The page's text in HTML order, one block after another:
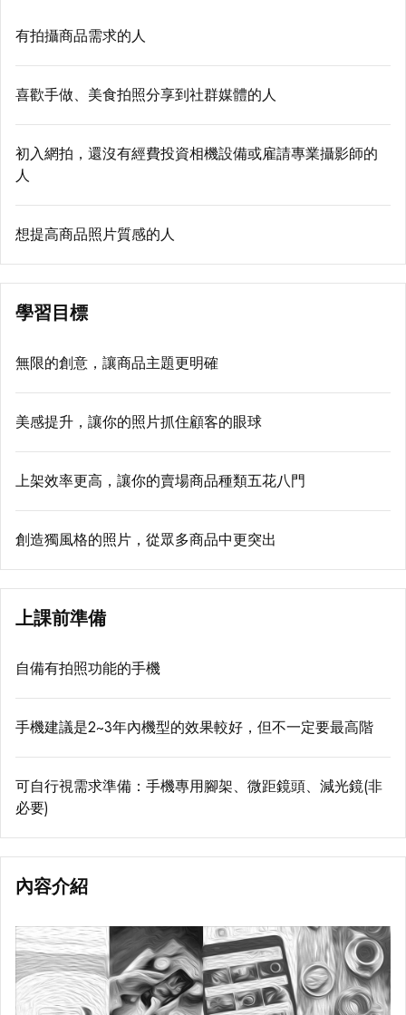
有拍攝商品需求的人
喜歡手做、美食拍照分享到社群媒體的人
初入網拍，還沒有經費投資相機設備或雇請專業攝影師的
人
想提高商品照片質感的人
學習目標
無限的創意，讓商品主題更明確
美感提升，讓你的照片抓住顧客的眼球
上架效率更高，讓你的賣場商品種類五花八門
創造獨風格的照片，從眾多商品中更突出
上課前準備
自備有拍照功能的手機
手機建議是2~3年內機型的效果較好，但不一定要最高階
可自行視需求準備：手機專用腳架、微距鏡頭、減光鏡(非
必要)
內容介紹